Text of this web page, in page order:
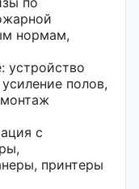
нормам,
устройство
полов,
с
принтеры